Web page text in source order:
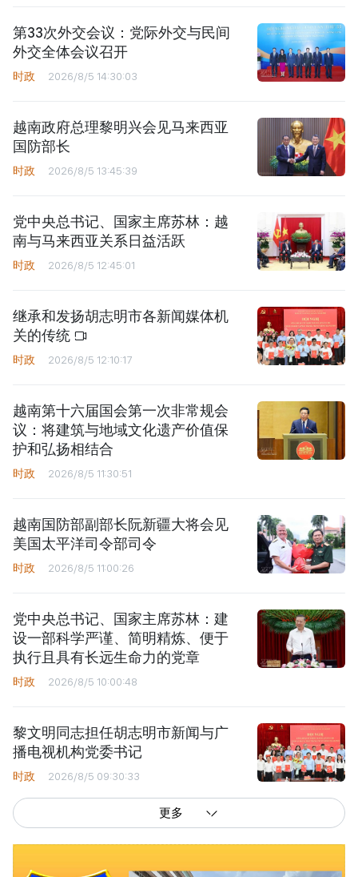
第33次外交会议：党际外交与民间
外交全体会议召开
时政 2026/8/5 14:30:03
越南政府总理黎明兴会见马来西亚
国防部长
时政 2026/8/5 13:45:39
党中央总书记、国家主席苏林：越
南与马来西亚关系日益活跃
时政 2026/8/5 12:45:01
继承和发扬胡志明市各新闻媒体机
关的传统
时政 2026/8/5 12:10:17
越南第十六届国会第一次非常规会
议：将建筑与地域文化遗产价值保
护和弘扬相结合
时政 2026/8/5 11:30:51
越南国防部副部长阮新疆大将会见
美国太平洋司令部司令
时政 2026/8/5 11:00:26
党中央总书记、国家主席苏林：建
设一部科学严谨、简明精炼、便于
执行且具有长远生命力的党章
时政 2026/8/5 10:00:48
黎文明同志担任胡志明市新闻与广
播电视机构党委书记
时政 2026/8/5 09:30:33
更多